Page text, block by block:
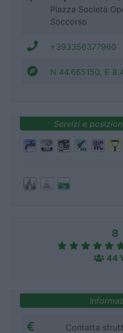
Piazza Società
Soccorso
+393356377960
N 44.665150, E
Servizi e
8
44
Contatta